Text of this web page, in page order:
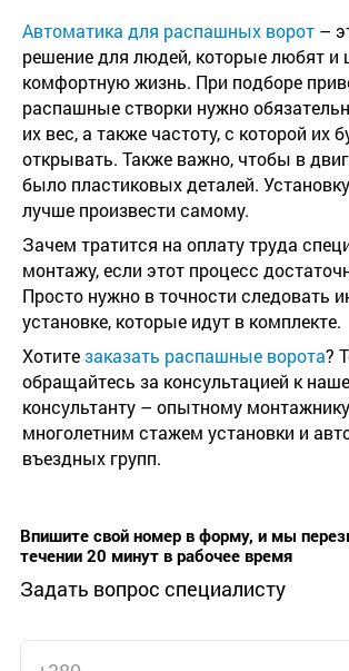
Автоматика для распашных ворот –
решение для людей, которые любят и
комфортную жизнь. При подборе
распашные створки нужно
их вес, а также частоту, с которой их
открывать. Также важно, чтобы в
было пластиковых деталей.
лучше произвести самому.
Зачем тратится на оплату труда
монтажу, если этот процесс
Просто нужно в точности следовать
установке, которые идут в комплекте.
Хотитезаказать распашные ворота?
обращайтесь за консультацией к
консультанту – опытному
многолетним стажем установки и
въездных групп.
Впишите свой номер в форму, и мы
течении 20 минут в рабочее время
Задать вопрос специалисту